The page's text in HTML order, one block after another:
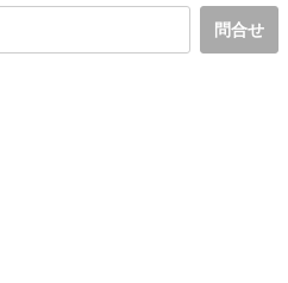
問合せ